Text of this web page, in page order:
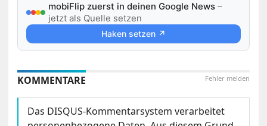
mobiFlip zuerst in deinen Google News –
jetzt als Quelle setzen
Haken setzen ↗
Fehler melden
KOMMENTARE
Das DISQUS-Kommentarsystem verarbeitet